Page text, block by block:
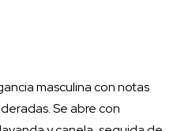
masculina con notas
Se abre con